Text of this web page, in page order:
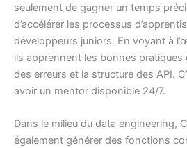
seulement de gagner un temps
d’accélérer les processus
développeurs juniors. En voyant à
ils apprennent les bonnes pratiques
des erreurs et la structure des API.
avoir un mentor disponible 24/7.
Dans le milieu du data engineering,
également générer des fonctions